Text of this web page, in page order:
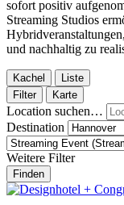
sofort positiv
Streaming Studios
und nachhaltig zu
Kachel
Liste
Filter
Karte
Location suchen…
Destination
Weitere Filter
Finden